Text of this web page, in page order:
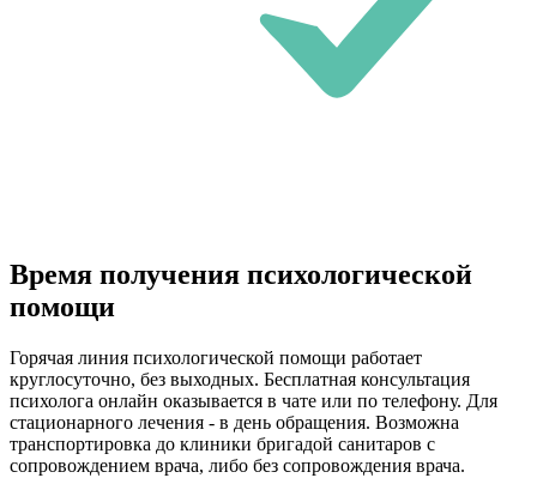
Время получения психологической
помощи
Горячая линия психологической помощи работает
круглосуточно, без выходных. Бесплатная консультация
психолога онлайн оказывается в чате или по телефону. Для
стационарного лечения - в день обращения. Возможна
транспортировка до клиники бригадой санитаров с
сопровождением врача, либо без сопровождения врача.